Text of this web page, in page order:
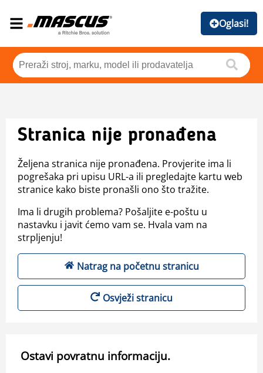
Oglasi!
Stranica nije pronađena
Željena stranica nije pronađena. Provjerite ima li
pogrešaka pri upisu URL-a ili pregledajte kartu web
stranice kako biste pronašli ono što tražite.
Ima li drugih problema? Pošaljite e-poštu u
nastavku i javit ćemo vam se. Hvala vam na
strpljenju!
Natrag na početnu stranicu
Osvježi stranicu
Ostavi povratnu informaciju.